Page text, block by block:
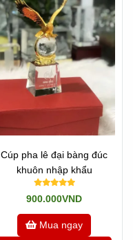
Cúp pha lê đại bàng đúc
khuôn nhập khẩu
900.000VND
Mua ngay